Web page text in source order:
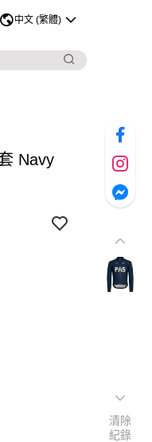
中文 (繁體)
Navy
清除
紀錄